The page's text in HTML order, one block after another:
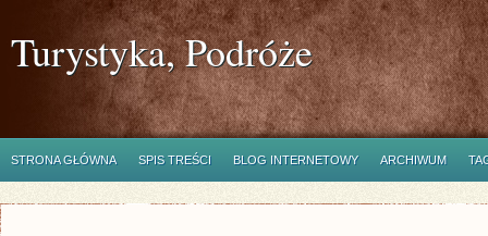
Turystyka, Podróże
STRONA GŁÓWNA SPIS TREŚCI BLOG INTERNETOWY ARCHIWUM